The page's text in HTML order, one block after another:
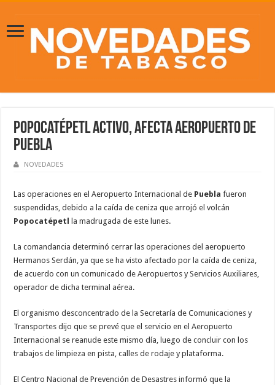
Popocatépetl activo, afecta Aeropuerto de
Puebla
NOVEDADES
Las operaciones en el Aeropuerto Internacional de Puebla fueron
suspendidas, debido a la caída de ceniza que arrojó el volcán
Popocatépetl
la madrugada de este lunes.
La comandancia determinó cerrar las operaciones del aeropuerto
Hermanos Serdán, ya que se ha visto afectado por la caída de ceniza,
de acuerdo con un comunicado de Aeropuertos y Servicios Auxiliares,
operador de dicha terminal aérea.
El organismo desconcentrado de la Secretaría de Comunicaciones y
Transportes dijo que se prevé que el servicio en el Aeropuerto
Internacional se reanude este mismo día, luego de concluir con los
trabajos de limpieza en pista, calles de rodaje y plataforma.
El Centro Nacional de Prevención de Desastres informó que la